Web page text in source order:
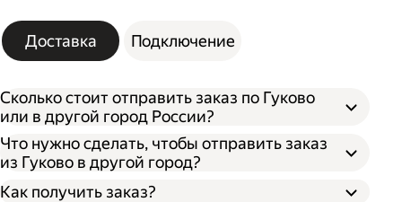
Доставка Подключение
Сколько стоит отправить заказ по Гуково
или в другой город России?
Что нужно сделать, чтобы отправить заказ
из Гуково в другой город?
Как получить заказ?